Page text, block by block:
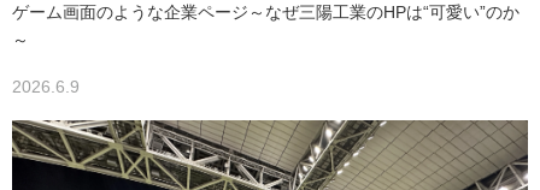
ゲーム画面のような企業ページ～なぜ三陽工業のHPは“可愛い”のか
～
2026.6.9